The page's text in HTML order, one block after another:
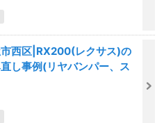
西区|RX200(レクサス)の
し事例(リヤバンパー、ス